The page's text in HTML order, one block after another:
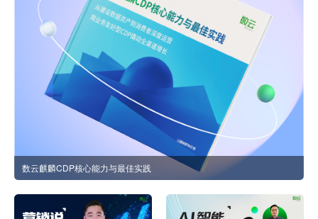
数云麒麟CDP核心能力与最佳实践